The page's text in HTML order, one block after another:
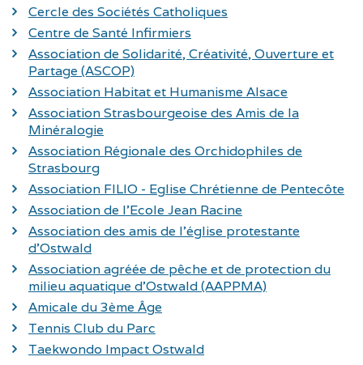
Cercle des Sociétés Catholiques
Centre de Santé Infirmiers
Association de Solidarité, Créativité, Ouverture et
Partage (ASCOP)
Association Habitat et Humanisme Alsace
Association Strasbourgeoise des Amis de la
Minéralogie
Association Régionale des Orchidophiles de
Strasbourg
Association FILIO - Eglise Chrétienne de Pentecôte
Association de l'Ecole Jean Racine
Association des amis de l'église protestante
d'Ostwald
Association agréée de pêche et de protection du
milieu aquatique d'Ostwald (AAPPMA)
Amicale du 3ème Âge
Tennis Club du Parc
Taekwondo Impact Ostwald